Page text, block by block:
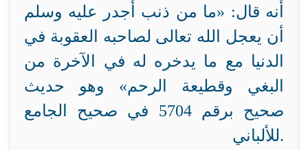
عليه وسلم
أنه قال: «ما من ذنب أجدر
أن يعجل الله تعالى لصاحبه العقوبة في
الدنيا مع ما يدخره له في الآخرة من
البغي وقطيعة الرحم» وهو حديث
صحيح برقم 5704 في صحيح الجامع
للألباني.